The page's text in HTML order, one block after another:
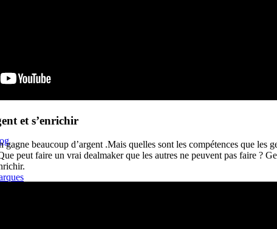
et s’enrichir
gagne beaucoup d’argent .Mais quelles sont les compétences que les
peut faire un vrai dealmaker que les autres ne peuvent pas faire ?